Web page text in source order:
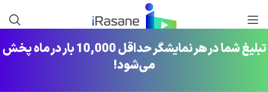
تبلیغ شما در هر نمایشگر حداقل 10,000 بار در ماه پخش
می‌شود!